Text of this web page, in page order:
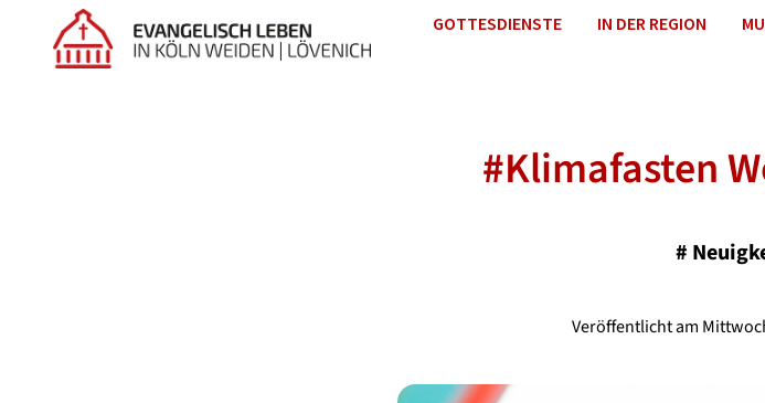
GOTTESDIENSTE IN DER REGION
#Klimafasten
#
Veröffentlicht am